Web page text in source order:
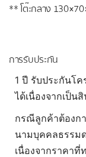
** โต๊ะกลาง
การรับประกัน
1 ปี รับประกันโค
ได้เนื่องจากเป็น
กรณีลูกค้าต้องก
นามบุคคลธรรม
เนื่องจากราคา